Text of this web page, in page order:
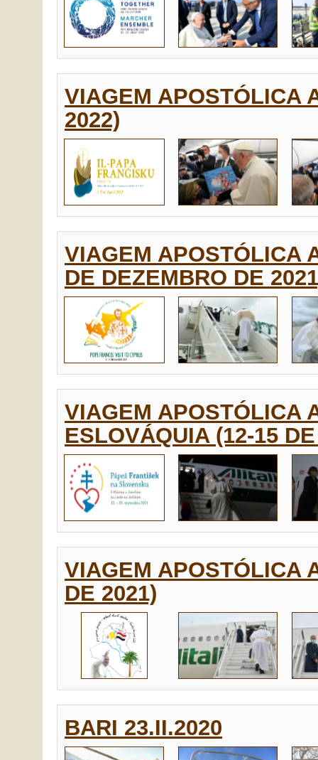
VIAGEM APOSTÓLICA
2022)
VIAGEM APOSTÓLICA
DE DEZEMBRO DE
VIAGEM APOSTÓLICA
ESLOVÁQUIA (12-15
VIAGEM APOSTÓLICA
DE 2021)
BARI 23.II.2020